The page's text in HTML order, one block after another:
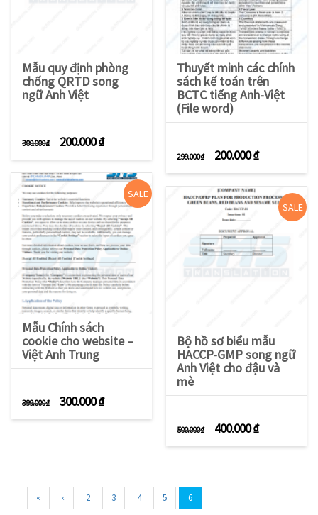
Mẫu quy định phòng
chống QRTD song
ngữ Anh Việt
300.000₫ Giá gốc là: 300.000 ₫.
200.000₫
Thuyết minh các chính
sách kế toán trên
BCTC tiếng Anh-Việt
(File word)
299.000₫ Giá gốc là: 299.000
200.000₫
Mẫu Chính sách
cookie cho website –
Việt Anh Trung
399.000₫ Giá gốc là: 399.000 ₫.
300.000₫ Giá hiện tại là: 300.000 ₫.
SALE
Bộ hồ sơ biểu mẫu
HACCP-GMP song ngữ
Anh Việt cho đậu và
mè
500.000₫ Giá gốc là: 500.000
400.000₫
SALE
« ‹ 2 3 4 5 6